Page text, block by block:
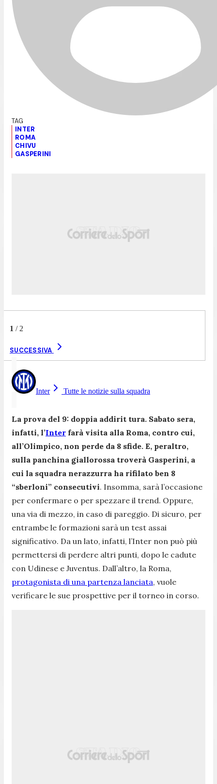
INTER
ROMA
CHIVU
GASPERINI
1 / 2
SUCCESSIVA
Inter Tutte le notizie sulla squadra
La prova del 9: doppia addirit tura. Sabato sera,
infatti, l’Inter farà visita alla Roma, contro cui,
all’Olimpico, non perde da 8 sfide. E, peraltro,
sulla panchina giallorossa troverà Gasperini, a
cui la squadra nerazzurra ha rifilato ben 8
“sberloni” consecutivi. Insomma, sarà l’occasione
per confermare o per spezzare il trend. Oppure,
una via di mezzo, in caso di pareggio. Di sicuro, per
entrambe le formazioni sarà un test assai
significativo. Da un lato, infatti, l’Inter non può più
permettersi di perdere altri punti, dopo le cadute
con Udinese e Juventus. Dall’altro, la Roma,
protagonista di una partenza lanciata, vuole
verificare le sue prospettive per il torneo in corso.